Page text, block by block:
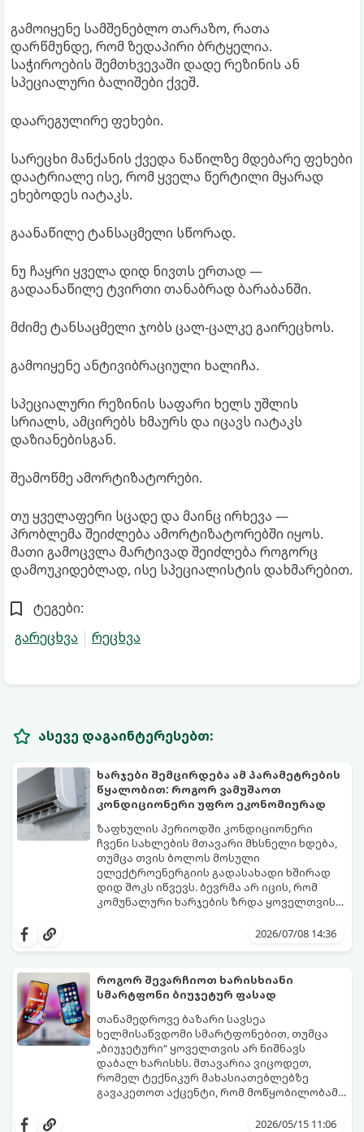
გამოიყენე სამშენებლო თარაზო, რათა
დარწმუნდე, რომ ზედაპირი ბრტყელია.
საჭიროების შემთხვევაში დადე რეზინის ან
სპეციალური ბალიშები ქვეშ.
დაარეგულირე ფეხები.
სარეცხი მანქანის ქვედა ნაწილზე მდებარე ფეხები
დაატრიალე ისე, რომ ყველა წერტილი მყარად
ეხებოდეს იატაკს.
გაანაწილე ტანსაცმელი სწორად.
ნუ ჩაყრი ყველა დიდ ნივთს ერთად —
გადაანაწილე ტვირთი თანაბრად ბარაბანში.
მძიმე ტანსაცმელი ჯობს ცალ-ცალკე გაირეცხოს.
გამოიყენე ანტივიბრაციული ხალიჩა.
სპეციალური რეზინის საფარი ხელს უშლის
სრიალს, ამცირებს ხმაურს და იცავს იატაკს
დაზიანებისგან.
შეამოწმე ამორტიზატორები.
თუ ყველაფერი სცადე და მაინც ირხევა —
პრობლემა შეიძლება ამორტიზატორებში იყოს.
მათი გამოცვლა მარტივად შეიძლება როგორც
დამოუკიდებლად, ისე სპეციალისტის დახმარებით.
ტეგები:
გარეცხვა
რეცხვა
ასევე დაგაინტერესებთ:
ხარჯები შემცირდება ამ პარამეტრების
წყალობით: როგორ ვამუშაოთ
კონდიციონერი უფრო ეკონომიურად
ზაფხულის პერიოდში კონდიციონერი
ჩვენი სახლების მთავარი მხსნელი ხდება,
თუმცა თვის ბოლოს მოსული
ელექტროენერგიის გადასახადი ხშირად
დიდ შოკს იწვევს. ბევრმა არ იცის, რომ
კომუნალური ხარჯების ზრდა ყოველთვის
მიზეზი მისი არასწორი ექსპლუატაცია და
პარამეტრი, რომლებიც დაგეხმარებათ
ბიუჯეტი.
გთავაზობთ ეკონომიური მუშაობის
მთავარ ხრიკებს:
2026/07/08 14:36
როგორ შევარჩიოთ ხარისხიანი
სმარტფონი ბიუჯეტურ ფასად
თანამედროვე ბაზარი სავსეა
ხელმისაწვდომი სმარტფონებით, თუმცა
„ბიუჯეტური“ ყოველთვის არ ნიშნავს
დაბალ ხარისხს. მთავარია ვიცოდეთ,
რომელ ტექნიკურ მახასიათებლებზე
გავაკეთოთ აქცენტი, რომ მოწყობილობამ
2026/05/15 11:06